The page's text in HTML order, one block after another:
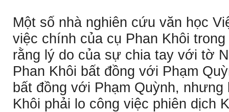
Một số nhà nghiên cứu văn học
việc chính của cụ Phan Khôi
rằng lý do của sự chia tay với tờ
Phan Khôi bất đồng với Phạm
bất đồng với Phạm Quỳnh,
Khôi phải lo công việc phiên dịch